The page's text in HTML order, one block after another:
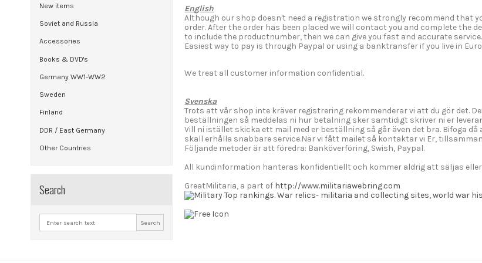
New items
Soviet and Russia
Accessories
Books & DVD's
Germany WW1-WW2
Sweden
Finland
DDR / East Germany
Other Countries
Search
Search
English
Although our shop doesn't need a registration we strongly recommend that
order. After the order has been placed we will contact you and complete
to include the productnumber, then we can give you fast and accurate service.
Easiest way to pay is through Paypal or using a banktransfer if you live in
We treat all customer information confidential.
Svenska
Trots att vår shop inte kräver registrering rekommenderar vi att du gör det.
beställningen så meddelas ni hur betalning sker samtidigt skriver ni er
Vill ni istället skicka ett mail med er beställning så går även det bra. Bifoga
skall erhålla snabbare service.När vi fått mailet så kontaktar vi Er,
Följande metoder är att föredra: Banköverföring, Swish, Paypal.
All kundinformation hanteras konfidentiellt och kommer aldrig att säljas
GreatMilitaria, a part of http://www.militariawebring.com